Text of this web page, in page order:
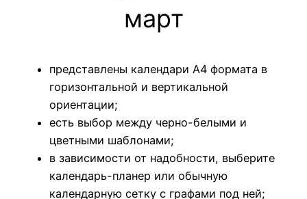
март
представлены календари А4 формата в
горизонтальной и вертикальной
ориентации;
есть выбор между черно-белыми и
цветными шаблонами;
в зависимости от надобности, выберите
календарь-планер или обычную
календарную сетку с графами под ней;